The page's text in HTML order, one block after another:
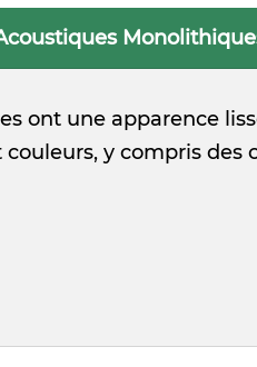
ont une apparence
y compris des